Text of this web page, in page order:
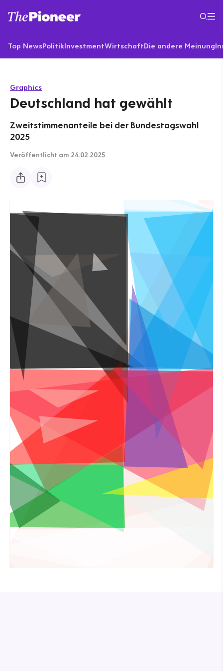
Top NewsPolitikInvestmentWirtschaftDie andere Meinung
Graphics
Deutschland hat gewählt
Zweitstimmenanteile bei der Bundestagswahl
2025
Veröffentlicht am 24.02.2025